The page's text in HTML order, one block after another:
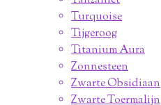
Turquoise
Tijgeroog
Titanium Aura
Zonnesteen
Zwarte Obsidiaan
Zwarte Toermalijn